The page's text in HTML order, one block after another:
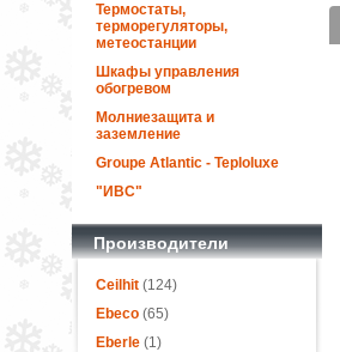
Термостаты,
терморегуляторы,
метеостанции
Шкафы управления
обогревом
Молниезащита и
заземление
Groupe Atlantic - Teploluxe
"ИВС"
Производители
Ceilhit(124)
Ebeco(65)
Eberle(1)